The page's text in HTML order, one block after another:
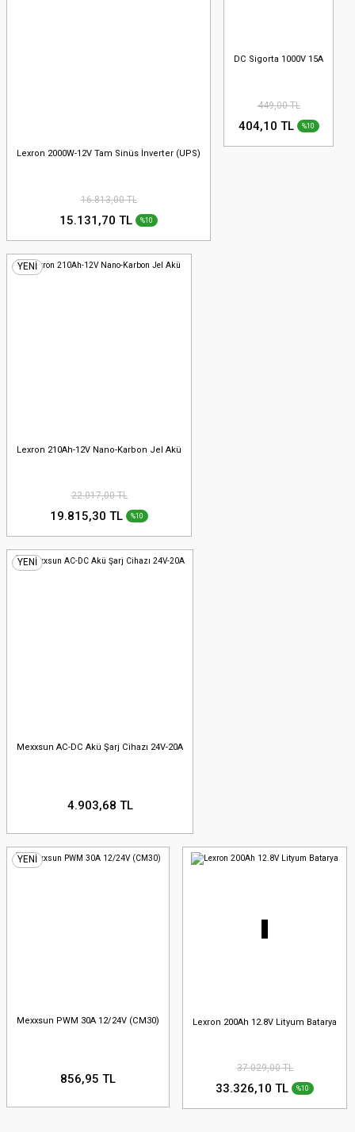
Lexron 2000W-12V Tam Sinüs İnverter (UPS)
16.813,00 TL
15.131,70 TL %10
DC Sigorta 1000V 15A
449,00 TL
404,10 TL %10
YENİ
Lexron 210Ah-12V Nano-Karbon Jel Akü
22.017,00 TL
19.815,30 TL %10
YENİ
Mexxsun AC-DC Akü Şarj Cihazı 24V-20A
4.903,68 TL
YENİ
Mexxsun PWM 30A 12/24V (CM30)
856,95 TL
Lexron 200Ah 12.8V Lityum Batarya
37.029,00 TL
33.326,10 TL %10